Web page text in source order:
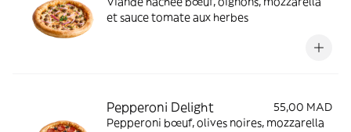
et sauce tomate aux herbes
Pepperoni Delight
55,00 MAD
Pepperoni bœuf, olives noires, mozzarella